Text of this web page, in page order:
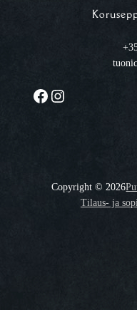
Facebook Instagram
Copyright ©2026
Tilaus- ja